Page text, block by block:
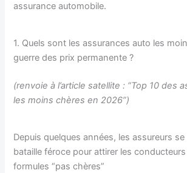
assurance automobile.
1. Quels sont les assurances auto les
guerre des prix permanente ?
(renvoie à l’article satellite : “Top 10 des
les moins chères en 2026”)
Depuis quelques années, les assureurs
bataille féroce pour attirer les
formules “pas chères”